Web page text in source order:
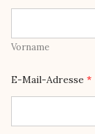
r
a
e
a
Vorname
E-Mail-Adresse *